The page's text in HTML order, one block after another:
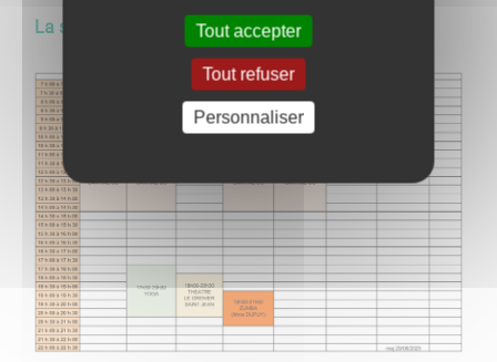
La salle du rez-de-chaussée :
Tout accepter
Tout refuser
Personnaliser